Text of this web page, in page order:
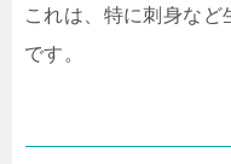
これは、特に刺身など
です。